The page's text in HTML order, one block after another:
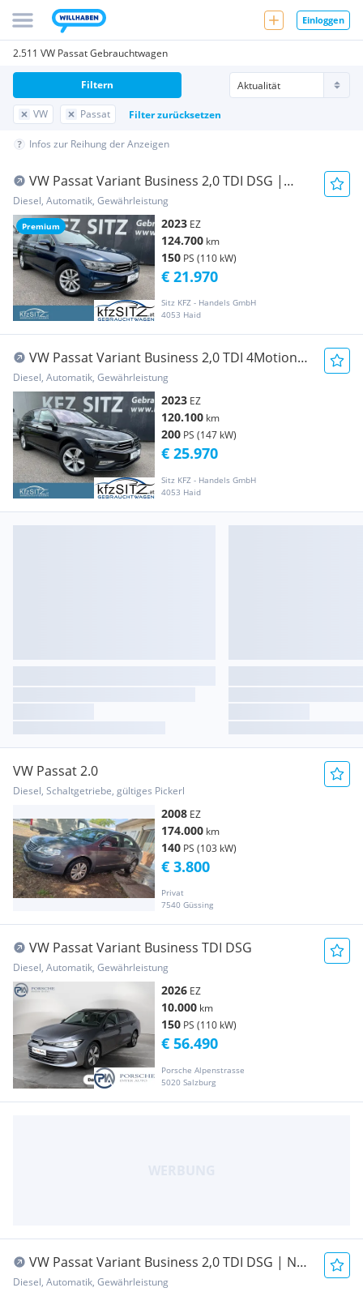
Einloggen
2.511 VW Passat Gebrauchtwagen
VW Passat Filter zurücksetzen
Filtern
Infos zur Reihung der Anzeigen
Premium
VW Passat Variant Business 2,0 TDI DSG |
VIRTUAL*N...
Diesel, Automatik, Gewährleistung
2023 EZ
124.700 km
150 PS (110 kW)
Sitz KFZ - Handels GmbH
4053 Haid
€ 21.970
VW Passat Variant Business 2,0 TDI 4Motion
DSG
Diesel, Automatik, Gewährleistung
2023 EZ
120.100 km
200 PS (147 kW)
Sitz KFZ - Handels GmbH
4053 Haid
€ 25.970
VW Passat 2.0
Diesel, Schaltgetriebe, gültiges Pickerl
2008 EZ
174.000 km
140 PS (103 kW)
Privat
7540 Güssing
€ 3.800
VW Passat Variant Business TDI DSG
Diesel, Automatik, Gewährleistung
2026 EZ
10.000 km
150 PS (110 kW)
Porsche Alpenstrasse
5020 Salzburg
€ 56.490
VW Passat Variant Business 2,0 TDI DSG | NP:
€57.700
Diesel, Automatik, Gewährleistung